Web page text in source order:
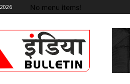
No menu items!